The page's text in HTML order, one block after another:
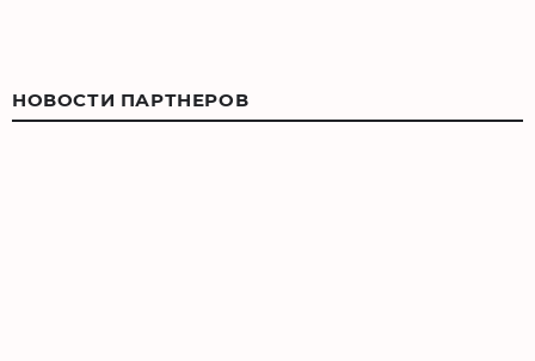
НОВОСТИ ПАРТНЕРОВ